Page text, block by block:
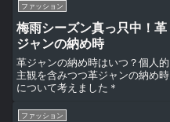
ファッション
梅雨シーズン真っ只中！革
ジャンの納め時
革ジャンの納め時はいつ？個人的
主観を含みつつ革ジャンの納め時
について考えました＊
ファッション